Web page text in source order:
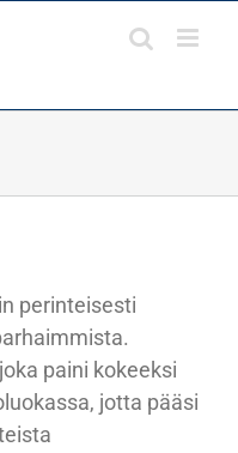
perinteisesti
paini kokeeksi
jotta pääsi